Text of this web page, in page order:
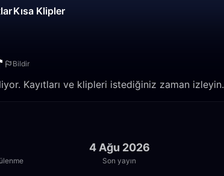
Kısa Klipler
Bildir
Kayıtları ve klipleri istediğiniz zaman izleyin.
4 Ağu 2026
Son yayın